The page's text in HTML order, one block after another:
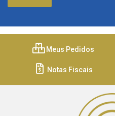
Meus Pedidos
Notas Fiscais